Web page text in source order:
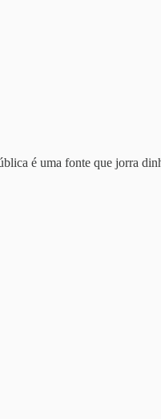
é uma fonte que jorra